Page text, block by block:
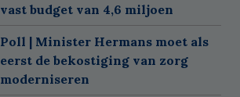
vast budget van 4,6 miljoen
Poll | Minister Hermans moet als
eerst de bekostiging van zorg
moderniseren